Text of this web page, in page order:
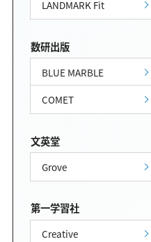
LANDMARK Fit
数研出版
BLUE MARBLE
COMET
文英堂
Grove
第一学習社
Creative